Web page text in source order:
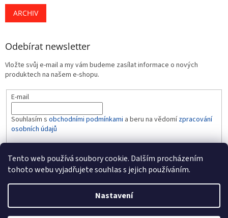
Tento web používá soubory cookie. Dalším procházením
tohoto webu vyjadřujete souhlas s jejich používáním.
Nastavení
ARCHIV
Odebírat newsletter
Vložte svůj e-mail a my vám budeme zasílat informace o nových
produktech na našem e-shopu.
E-mail
Souhlasím s obchodními podmínkami a beru na vědomízpracování
osobních údajů
PŘIHLÁSIT SE
Vytvořil Shoptet